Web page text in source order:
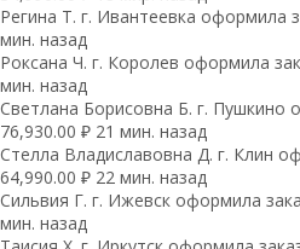
Регина Т. г. Ивантеевка оформила
мин. назад
Роксана Ч. г. Королев оформила
мин. назад
Светлана Борисовна Б. г. Пушкино
76,930.00 ₽ 21 мин. назад
Стелла Владиславовна Д. г. Клин
64,990.00 ₽ 22 мин. назад
Сильвия Г. г. Ижевск оформила
мин. назад